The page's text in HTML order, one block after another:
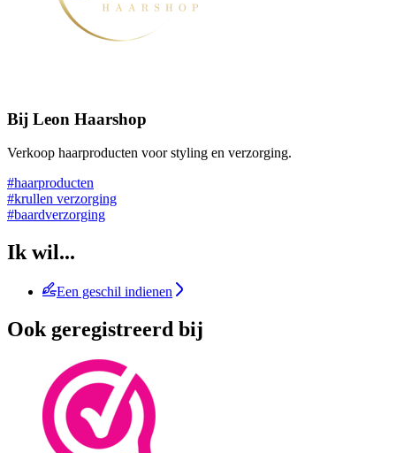
Bij Leon Haarshop
Verkoop haarproducten voor styling en verzorging.
#haarproducten
#krullen verzorging
#baardverzorging
Ik wil...
Een geschil indienen
Ook geregistreerd bij